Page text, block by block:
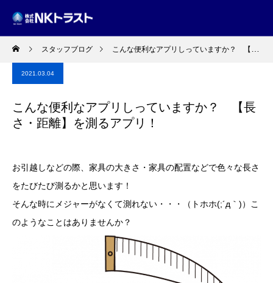
スタッフブログ こんな便利なアプリしっていますか？ 【長さ・距離】を測るアプリ！
2021.03.04
こんな便利なアプリしっていますか？ 【長
さ・距離】を測るアプリ！
お引越しなどの際、家具の大きさ・家具の配置などで色々な長さ
をたびたび測るかと思います！
そんな時にメジャーがなくて測れない・・・（トホホ(;´д｀)）こ
のようなことはありませんか？